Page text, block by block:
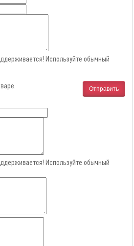
Используйте обычный
Отправить
Используйте обычный